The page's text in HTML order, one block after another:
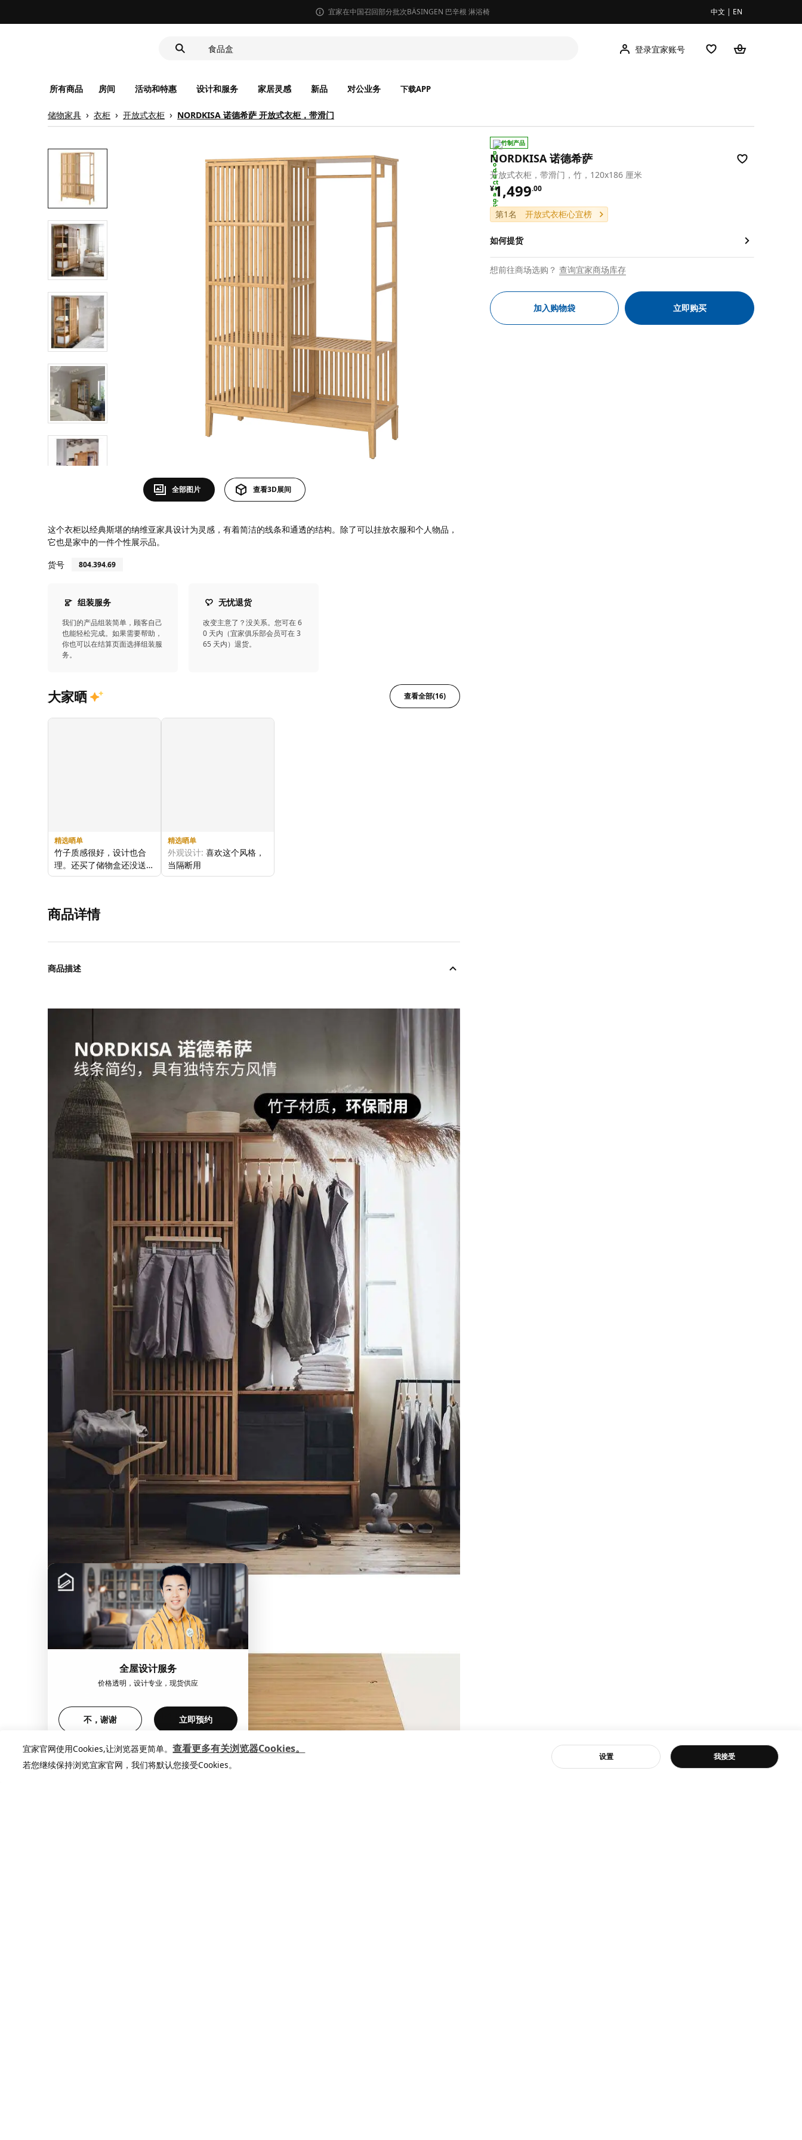
宜家在中国召回部分批次BÄSINGEN 巴辛根 淋浴椅 中文 | EN
靠垫套
食品盒
登录宜家账号
所有商品 房间 活动和特惠 设计和服务 家居灵感 新品 对公业务 下载APP
储物家具 衣柜 开放式衣柜 NORDKISA 诺德希萨 开放式衣柜，带滑门
全部图片 查看3D展间
这个衣柜以经典斯堪的纳维亚家具设计为灵感，有着简洁的线条和通透的结构。除了可以挂放衣服和个人物品，
它也是家中的一件个性展示品。
货号
804.394.69
组装服务
我们的产品组装简单，顾客自己
也能轻松完成。如果需要帮助，
你也可以在结算页面选择组装服
务。
无忧退货
改变主意了？没关系。您可在 6
0 天内（宜家俱乐部会员可在 3
65 天内）退货。
大家晒 查看全部(16)
精选晒单
竹子质感很好，设计也合
理。还买了储物盒还没送
到。
精选晒单
外观设计: 喜欢这个风格，
当隔断用
整体感受:喜欢
商品详情
商品描述
竹制产品
NORDKISA 诺德希萨
开放式衣柜，带滑门，竹，120x186 厘米
¥1,499.00
¥ 1499.00
第1名 开放式衣柜心宜榜
如何提货
想前往商场选购？ 查询宜家商场库存
加入购物袋 立即购买
客服
全屋设计服务
价格透明，设计专业，现货供应
不，谢谢 立即预约
宜家官网使用Cookies,让浏览器更简单。查看更多有关浏览器Cookies。
若您继续保持浏览宜家官网，我们将默认您接受Cookies。
设置 我接受